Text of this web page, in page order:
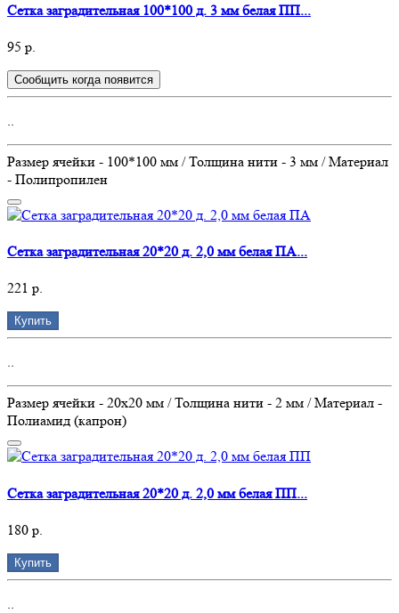
Сетка заградительная 100*100 д. 3 мм белая ПП...
95 р.
Сообщить когда появится
..
Размер ячейки - 100*100 мм / Толщина нити - 3 мм / Материал
- Полипропилен
Сетка заградительная 20*20 д. 2,0 мм белая ПА...
221 р.
Купить
..
Размер ячейки - 20х20 мм / Толщина нити - 2 мм / Материал -
Полиамид (капрон)
Сетка заградительная 20*20 д. 2,0 мм белая ПП...
180 р.
Купить
..